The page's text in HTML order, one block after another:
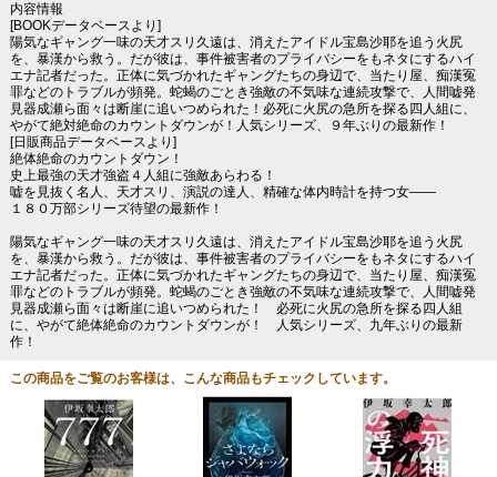
内容情報
[BOOKデータベースより]
陽気なギャング一味の天才スリ久遠は、消えたアイドル宝島沙耶を追う火尻
を、暴漢から救う。だが彼は、事件被害者のプライバシーをもネタにするハイ
エナ記者だった。正体に気づかれたギャングたちの身辺で、当たり屋、痴漢冤
罪などのトラブルが頻発。蛇蝎のごとき強敵の不気味な連続攻撃で、人間嘘発
見器成瀬ら面々は断崖に追いつめられた！必死に火尻の急所を探る四人組に、
やがて絶対絶命のカウントダウンが！人気シリーズ、９年ぶりの最新作！
[日販商品データベースより]
絶体絶命のカウントダウン！
史上最強の天才強盗４人組に強敵あらわる！
嘘を見抜く名人、天才スリ、演説の達人、精確な体内時計を持つ女――
１８０万部シリーズ待望の最新作！
陽気なギャング一味の天才スリ久遠は、消えたアイドル宝島沙耶を追う火尻
を、暴漢から救う。だが彼は、事件被害者のプライバシーをもネタにするハイ
エナ記者だった。正体に気づかれたギャングたちの身辺で、当たり屋、痴漢冤
罪などのトラブルが頻発。蛇蝎のごとき強敵の不気味な連続攻撃で、人間嘘発
見器成瀬ら面々は断崖に追いつめられた！ 必死に火尻の急所を探る四人組
に、やがて絶体絶命のカウントダウンが！ 人気シリーズ、九年ぶりの最新
作！
この商品をご覧のお客様は、こんな商品もチェックしています。